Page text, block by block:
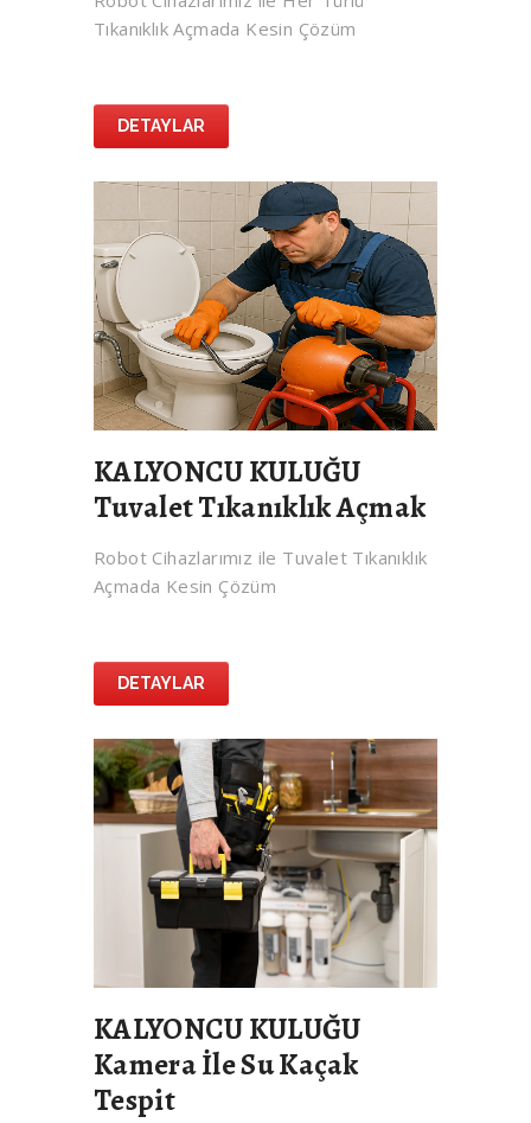
Tıkanıklık Açmada Kesin Çözüm
DETAYLAR
KALYONCU KULUĞU
Tuvalet Tıkanıklık Açmak
Robot Cihazlarımız ile Tuvalet Tıkanıklık
Açmada Kesin Çözüm
DETAYLAR
KALYONCU KULUĞU
Kamera İle Su Kaçak
Tespit